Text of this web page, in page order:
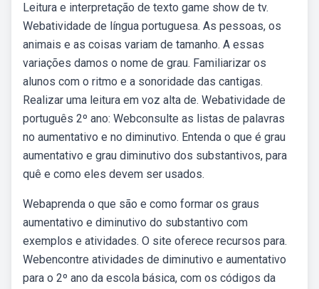
Leitura e interpretação de texto game show de tv.
Webatividade de língua portuguesa. As pessoas, os
animais e as coisas variam de tamanho. A essas
variações damos o nome de grau. Familiarizar os
alunos com o ritmo e a sonoridade das cantigas.
Realizar uma leitura em voz alta de. Webatividade de
português 2º ano: Webconsulte as listas de palavras
no aumentativo e no diminutivo. Entenda o que é grau
aumentativo e grau diminutivo dos substantivos, para
quê e como eles devem ser usados.
Webaprenda o que são e como formar os graus
aumentativo e diminutivo do substantivo com
exemplos e atividades. O site oferece recursos para.
Webencontre atividades de diminutivo e aumentativo
para o 2º ano da escola básica, com os códigos da